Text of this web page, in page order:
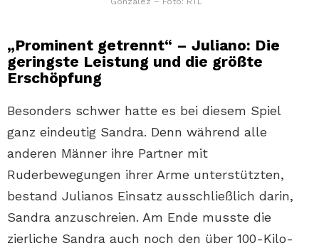
„Prominent getrennt“ – Juliano: Die
geringste Leistung und die größte
Erschöpfung
Besonders schwer hatte es bei diesem Spiel
ganz eindeutig Sandra. Denn während alle
anderen Männer ihre Partner mit
Ruderbewegungen ihrer Arme unterstützten,
bestand Julianos Einsatz ausschließlich darin,
Sandra anzuschreien. Am Ende musste die
zierliche Sandra auch noch den über 100-Kilo-